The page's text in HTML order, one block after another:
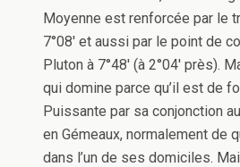
Moyenne est renforcée par le
7°08′ et aussi par le point de
Pluton à 7°48′ (à 2°04′ près).
qui domine parce qu’il est de
Puissante par sa conjonction
en Gémeaux, normalement de
dans l’un de ses domiciles.